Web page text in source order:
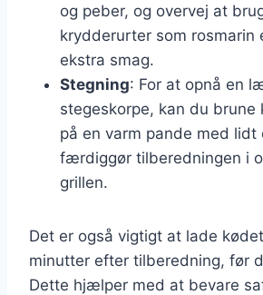
og peber, og overvej at
krydderurter som rosmarin
ekstra smag.
Stegning: For at opnå en
stegeskorpe, kan du brune
på en varm pande med lidt
færdiggør tilberedningen i
grillen.
Det er også vigtigt at lade
minutter efter tilberedning, før
Dette hjælper med at bevare